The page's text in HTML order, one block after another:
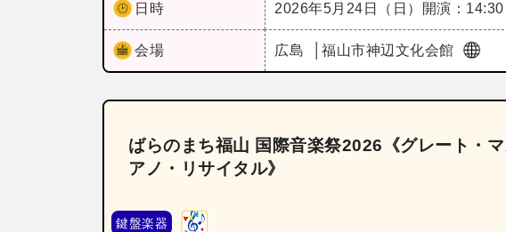
日時 2026年5月24日（日） 開演：14:30
会場 広島 福山市神辺文化会館
ばらのまち福山 国際音楽祭2026《グレート・
アノ・リサイタル》
鍵盤楽器